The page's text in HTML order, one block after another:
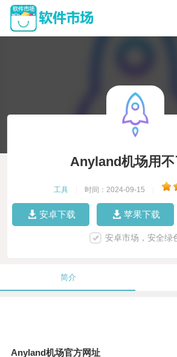
Anyland机场用不
工具 时间：2024-09-15
安卓下载 苹果下载
安卓市场，安全绿
简介
Anyland机场官方网址